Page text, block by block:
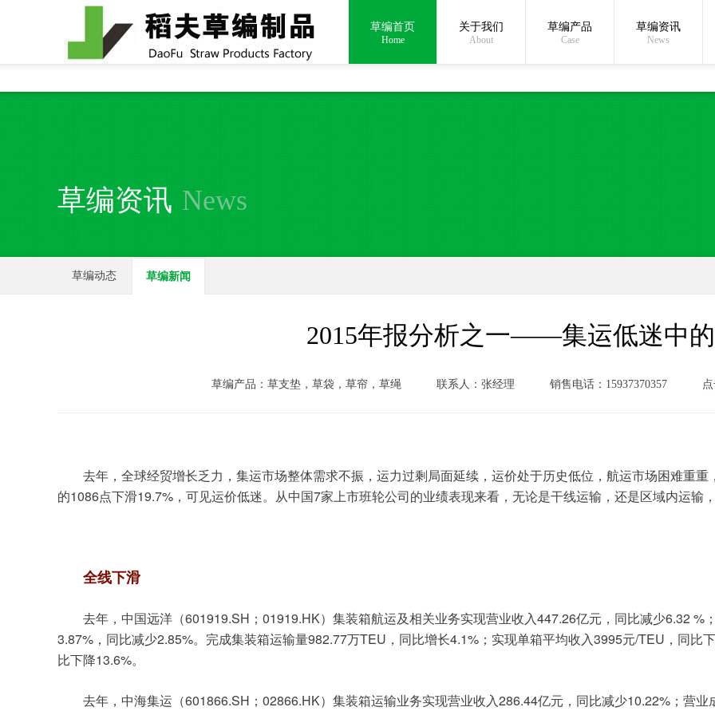
全国统一24小时销售电话：15937370357 在线沟通:
草编首页
Home
关于我们
About
草编产品
Case
草编资讯
News
草编资讯 News
草编动态 草编新闻
2015年报分析之一——集运低迷中
草编产品：草支垫，草袋，草帘，草绳 联系人：张经理 销售电话：15937370357
去年，全球经贸增长乏力，集运市场整体需求不振，运力过剩局面延续，运价处于历史低位，航运市场困难重
的1086点下滑19.7% ，可见运价低迷。从中国7家上市班轮公司的业绩表现来看，无论是干线运输，还是区域内运输
全线下滑
去年，中国远洋（601919.SH ； 01919.HK）集装箱航运及相关业务实现营业收入447.26亿元，同比减少6.32 %
3.87% ，同比减少2.85%。完成集装箱运输量982.77万TEU ，同比增长4.1% ；实现单箱平均收入3995元/TEU ，同比
比下降13.6%。
去年，中海集运（601866.SH ； 02866.HK）集装箱运输业务实现营业收入286.44亿元，同比减少10.22% ；营业